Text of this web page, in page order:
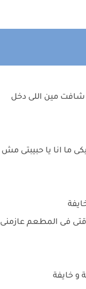
شافت مين اللى دخل
ما انا يا حبيبتى مش
فى المطعم عازمنى
و خايفة